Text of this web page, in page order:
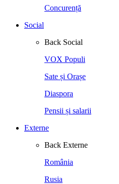
Concurență
Social
Back Social
VOX Populi
Sate și Orașe
Diaspora
Pensii și salarii
Externe
Back Externe
România
Rusia